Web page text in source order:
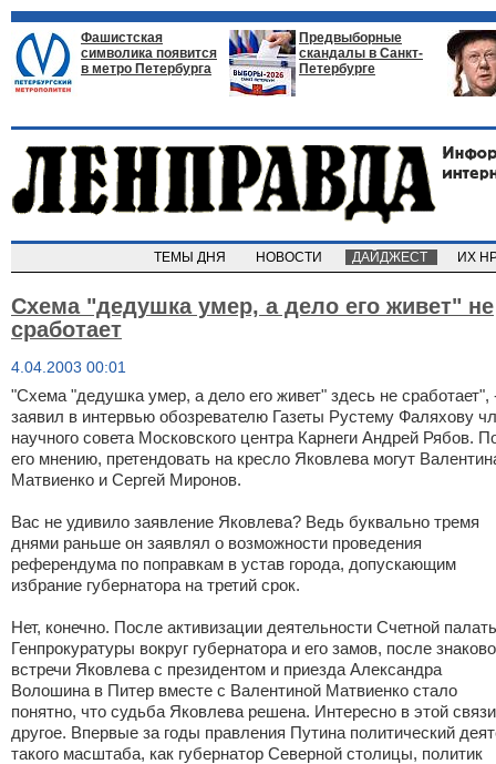
Фашистская
символика появится
в метро Петербурга
Предвыборные
скандалы в Санкт-
Петербурге
ТЕМЫ ДНЯ НОВОСТИ ДАЙДЖЕСТ ИХ
Схема "дедушка умер, а дело его живет" не
сработает
4.04.2003 00:01
"Схема "дедушка умер, а дело его живет" здесь не сработает",
заявил в интервью обозревателю Газеты Рустему Фаляхову
научного совета Московского центра Карнеги Андрей Рябов.
его мнению, претендовать на кресло Яковлева могут
Матвиенко и Сергей Миронов.
Вас не удивило заявление Яковлева? Ведь буквально тремя
днями раньше он заявлял о возможности проведения
референдума по поправкам в устав города, допускающим
избрание губернатора на третий срок.
Нет, конечно. После активизации деятельности Счетной
Генпрокуратуры вокруг губернатора и его замов, после
встречи Яковлева с президентом и приезда Александра
Волошина в Питер вместе с Валентиной Матвиенко стало
понятно, что судьба Яковлева решена. Интересно в этой связи
другое. Впервые за годы правления Путина политический
такого масштаба, как губернатор Северной столицы, политик